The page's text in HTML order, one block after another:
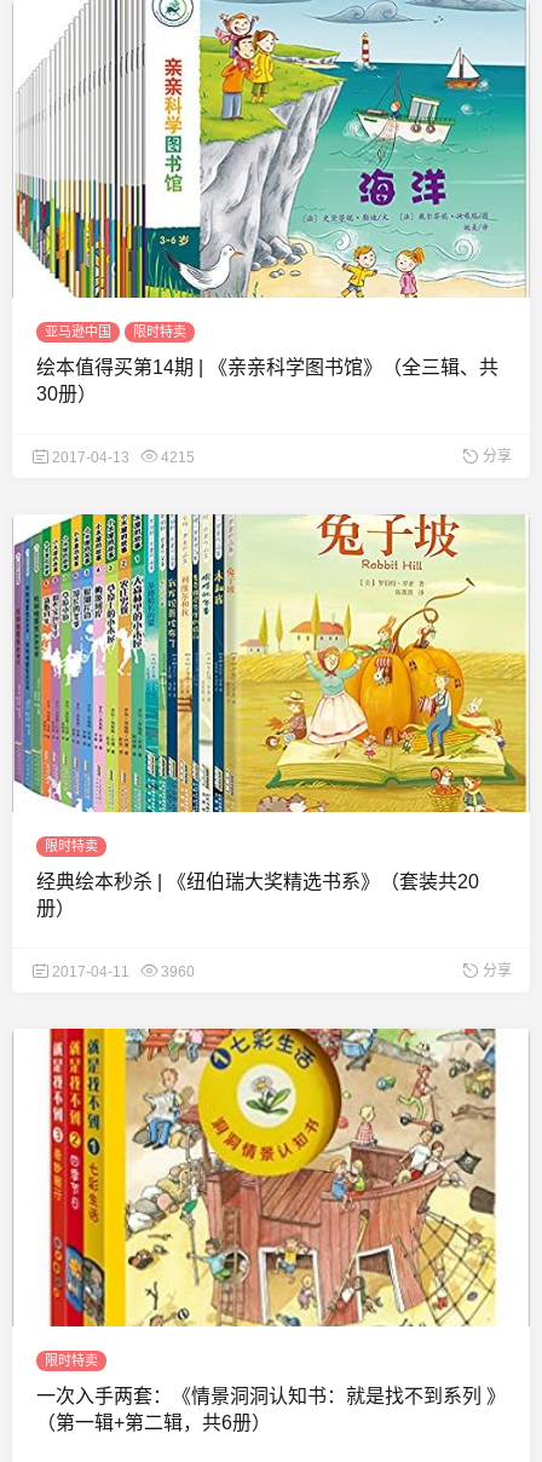
亚马逊中国 限时特卖
绘本值得买第14期 | 《亲亲科学图书馆》（全三辑、共
30册）
2017-04-13 4215 分享
限时特卖
经典绘本秒杀 | 《纽伯瑞大奖精选书系》（套装共20
册）
2017-04-11 3960 分享
限时特卖
一次入手两套：《情景洞洞认知书：就是找不到系列 》
（第一辑+第二辑，共6册）